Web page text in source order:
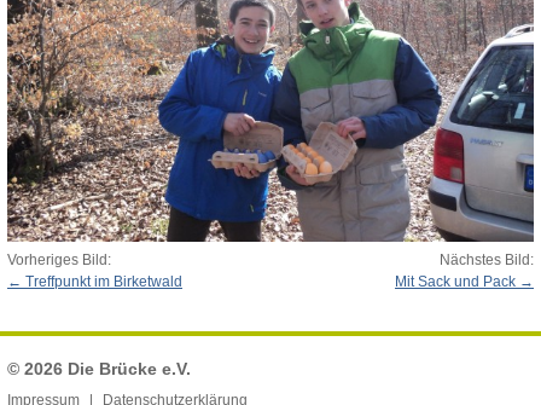
Vorheriges Bild:
Treffpunkt im Birketwald
Nächstes Bild:
Mit Sack und Pack
© 2026 Die Brücke e.V.
Impressum Datenschutzerklärung